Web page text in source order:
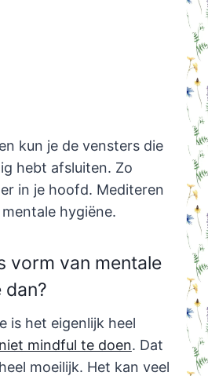
kun je de vensters die
hebt afsluiten. Zo
in je hoofd. Mediteren
hygiëne.
vorm van mentale
dan?
is het eigenlijk heel
mindful te doen. Dat
moeilijk. Het kan veel